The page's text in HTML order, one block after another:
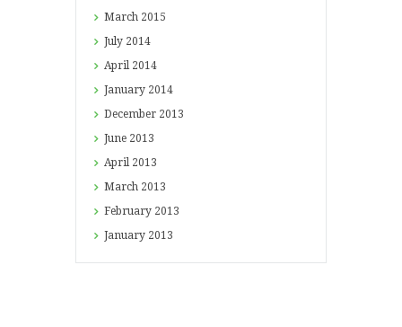
March 2015
July 2014
April 2014
January 2014
December 2013
June 2013
April 2013
March 2013
February 2013
January 2013